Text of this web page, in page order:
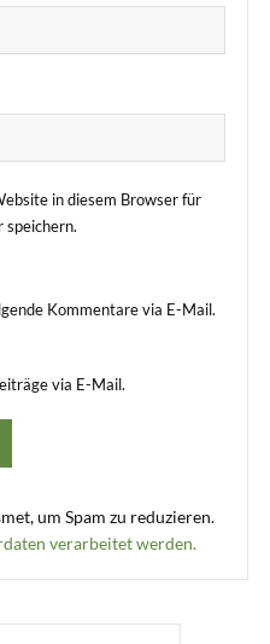
in diesem Browser für
speichern.
Kommentare via E-Mail.
via E-Mail.
um Spam zu reduzieren.
verarbeitet werden.